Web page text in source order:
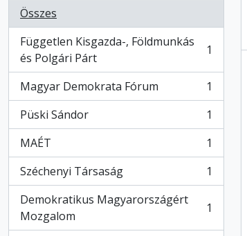
Összes
Független Kisgazda-, Földmunkás
és Polgári Párt
, 1 eredmények 1
Magyar Demokrata Fórum
, 1 eredmények
1
Püski Sándor
, 1 eredmények
1
MAÉT
, 1 eredmények
1
Széchenyi Társaság
, 1 eredmények
1
Demokratikus Magyarországért
Mozgalom
, 1 eredmények 1